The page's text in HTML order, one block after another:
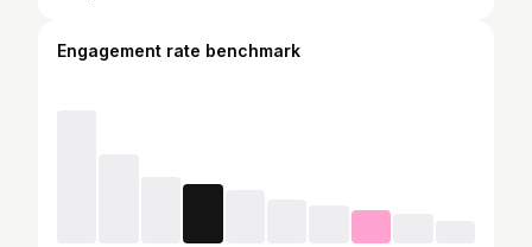
Engagement rate benchmark